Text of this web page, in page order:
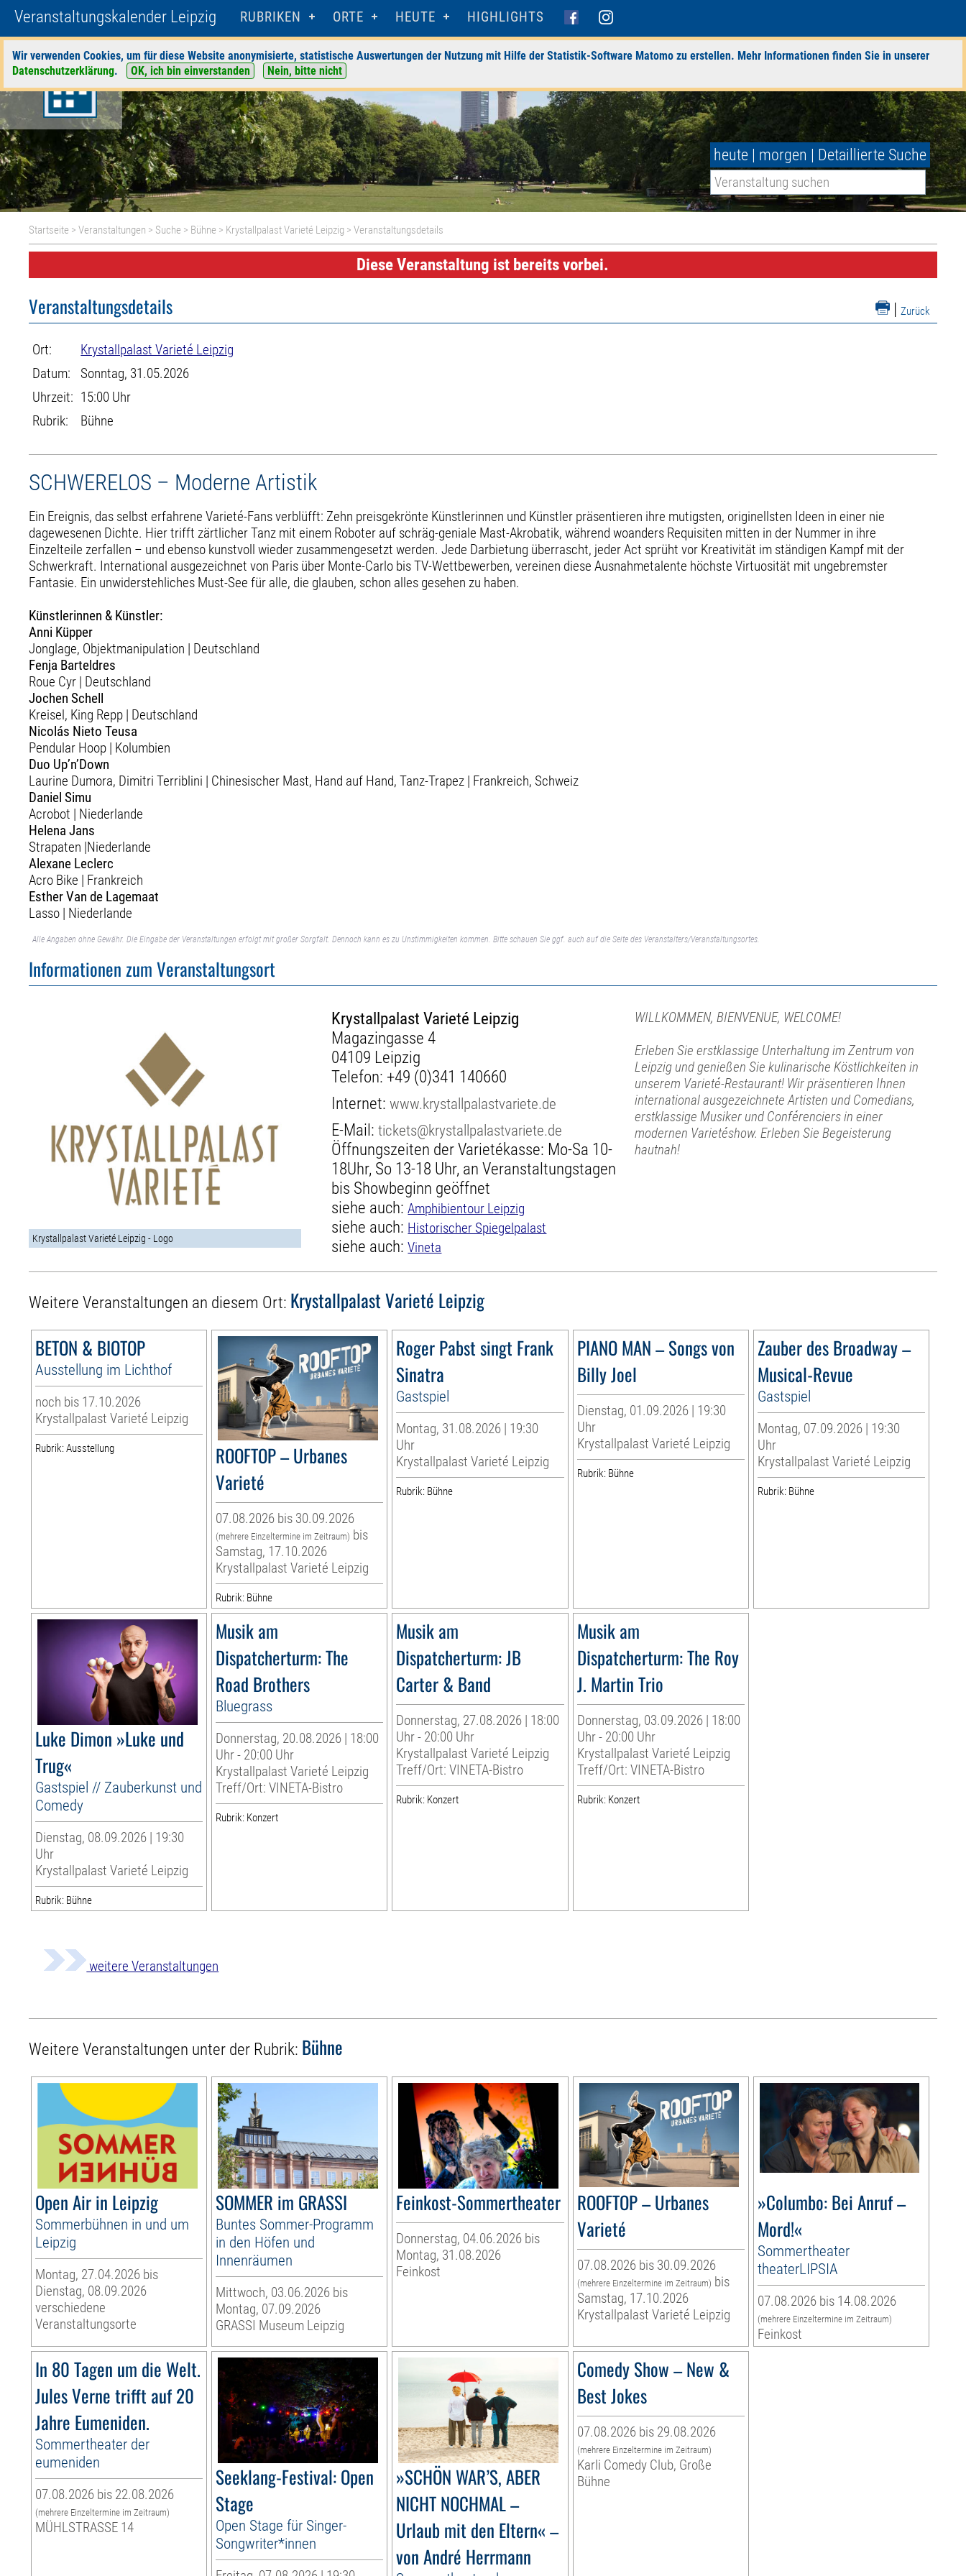
Veranstaltungskalender Leipzig RUBRIKEN ORTE HEUTE HIGHLIGHTS
Wir verwenden Cookies, um für diese Website anonymisierte, statistische Auswertungen der Nutzung mit Hilfe der Statistik-Software Matomo zu erstellen. Mehr Informationen finden Sie in unserer
Datenschutzerklärung. OK, ich bin einverstanden Nein, bitte nicht
heute | morgen | Detaillierte Suche
Startseite >Veranstaltungen > Suche > Bühne > Krystallpalast Varieté Leipzig > Veranstaltungsdetails
Diese Veranstaltung ist bereits vorbei.
| Zurück
Veranstaltungsdetails
Ort:
Krystallpalast Varieté Leipzig
Datum:
Sonntag, 31.05.2026
Uhrzeit: 15:00 Uhr
Rubrik:
Bühne
SCHWERELOS – Moderne Artistik
Ein Ereignis, das selbst erfahrene Varieté-Fans verblüfft: Zehn preisgekrönte Künstlerinnen und Künstler präsentieren ihre mutigsten, originellsten Ideen in einer nie
dagewesenen Dichte. Hier trifft zärtlicher Tanz mit einem Roboter auf schräg-geniale Mast-Akrobatik, während woanders Requisiten mitten in der Nummer in ihre
Einzelteile zerfallen – und ebenso kunstvoll wieder zusammengesetzt werden. Jede Darbietung überrascht, jeder Act sprüht vor Kreativität im ständigen Kampf mit der
Schwerkraft. International ausgezeichnet von Paris über Monte-Carlo bis TV-Wettbewerben, vereinen diese Ausnahmetalente höchste Virtuosität mit ungebremster
Fantasie. Ein unwiderstehliches Must-See für alle, die glauben, schon alles gesehen zu haben.
Künstlerinnen & Künstler:
Anni Küpper
Jonglage, Objektmanipulation | Deutschland
Fenja Barteldres
Roue Cyr | Deutschland
Jochen Schell
Kreisel, King Repp | Deutschland
Nicolás Nieto Teusa
Pendular Hoop | Kolumbien
Duo Up’n’Down
Laurine Dumora, Dimitri Terriblini | Chinesischer Mast, Hand auf Hand, Tanz-Trapez | Frankreich, Schweiz
Daniel Simu
Acrobot | Niederlande
Helena Jans
Strapaten |Niederlande
Alexane Leclerc
Acro Bike | Frankreich
Esther Van de Lagemaat
Lasso | Niederlande
Alle Angaben ohne Gewähr. Die Eingabe der Veranstaltungen erfolgt mit großer Sorgfalt. Dennoch kann es zu Unstimmigkeiten kommen. Bitte schauen Sie ggf. auch auf die Seite des Veranstalters/Veranstaltungsortes.
Informationen zum Veranstaltungsort
Krystallpalast Varieté Leipzig - Logo
Krystallpalast Varieté Leipzig
Magazingasse 4
04109 Leipzig
Telefon: +49 (0)341 140660
Internet:www.krystallpalastvariete.de
E-Mail:tickets@krystallpalastvariete.de
Öffnungszeiten der Varietékasse: Mo-Sa 10-
18Uhr, So 13-18 Uhr, an Veranstaltungstagen
bis Showbeginn geöffnet
siehe auch:Amphibientour Leipzig
siehe auch: Historischer Spiegelpalast
siehe auch:Vineta
WILLKOMMEN, BIENVENUE, WELCOME!
Erleben Sie erstklassige Unterhaltung im Zentrum von
Leipzig und genießen Sie kulinarische Köstlichkeiten in
unserem Varieté-Restaurant! Wir präsentieren Ihnen
international ausgezeichnete Artisten und Comedians,
erstklassige Musiker und Conférenciers in einer
modernen Varietéshow. Erleben Sie Begeisterung
hautnah!
Weitere Veranstaltungen an diesem Ort: Krystallpalast Varieté Leipzig
BETON & BIOTOP
Ausstellung im Lichthof
noch bis 17.10.2026
Krystallpalast Varieté Leipzig
Rubrik: Ausstellung
ROOFTOP – Urbanes
Varieté
07.08.2026 bis 30.09.2026
(mehrere Einzeltermine im Zeitraum) bis
Samstag, 17.10.2026
Krystallpalast Varieté Leipzig
Rubrik: Bühne
Roger Pabst singt Frank
Sinatra
Gastspiel
Montag, 31.08.2026 | 19:30
Uhr
Krystallpalast Varieté Leipzig
Rubrik: Bühne
PIANO MAN – Songs von
Billy Joel
Dienstag, 01.09.2026 | 19:30
Uhr
Krystallpalast Varieté Leipzig
Rubrik: Bühne
Zauber des Broadway –
Musical-Revue
Gastspiel
Montag, 07.09.2026 | 19:30
Uhr
Krystallpalast Varieté Leipzig
Rubrik: Bühne
Luke Dimon »Luke und
Trug«
Gastspiel // Zauberkunst und
Comedy
Dienstag, 08.09.2026 | 19:30
Uhr
Krystallpalast Varieté Leipzig
Rubrik: Bühne
Musik am
Dispatcherturm: The
Road Brothers
Bluegrass
Donnerstag, 20.08.2026 | 18:00
Uhr - 20:00 Uhr
Krystallpalast Varieté Leipzig
Treff/Ort: VINETA-Bistro
Rubrik: Konzert
Musik am
Dispatcherturm: JB
Carter & Band
Donnerstag, 27.08.2026 | 18:00
Uhr - 20:00 Uhr
Krystallpalast Varieté Leipzig
Treff/Ort: VINETA-Bistro
Rubrik: Konzert
Musik am
Dispatcherturm: The Roy
J. Martin Trio
Donnerstag, 03.09.2026 | 18:00
Uhr - 20:00 Uhr
Krystallpalast Varieté Leipzig
Treff/Ort: VINETA-Bistro
Rubrik: Konzert
weitere Veranstaltungen
Weitere Veranstaltungen unter der Rubrik: Bühne
Open Air in Leipzig
Sommerbühnen in und um
Leipzig
Montag, 27.04.2026 bis
Dienstag, 08.09.2026
verschiedene
Veranstaltungsorte
SOMMER im GRASSI
Buntes Sommer-Programm
in den Höfen und
Innenräumen
Mittwoch, 03.06.2026 bis
Montag, 07.09.2026
GRASSI Museum Leipzig
Feinkost-Sommertheater
Donnerstag, 04.06.2026 bis
Montag, 31.08.2026
Feinkost
ROOFTOP – Urbanes
Varieté
07.08.2026 bis 30.09.2026
(mehrere Einzeltermine im Zeitraum) bis
Samstag, 17.10.2026
Krystallpalast Varieté Leipzig
»Columbo: Bei Anruf –
Mord!«
Sommertheater
theaterLIPSIA
07.08.2026 bis 14.08.2026
(mehrere Einzeltermine im Zeitraum)
Feinkost
In 80 Tagen um die Welt.
Jules Verne trifft auf 20
Jahre Eumeniden.
Sommertheater der
eumeniden
07.08.2026 bis 22.08.2026
(mehrere Einzeltermine im Zeitraum)
MÜHLSTRASSE 14
Seeklang-Festival: Open
Stage
Open Stage für Singer-
Songwriter*innen
»SCHÖN WAR’S, ABER
NICHT NOCHMAL –
Urlaub mit den Eltern« –
von André Herrmann
Comedy Show – New &
Best Jokes
07.08.2026 bis 29.08.2026
(mehrere Einzeltermine im Zeitraum)
Karli Comedy Club, Große
Bühne